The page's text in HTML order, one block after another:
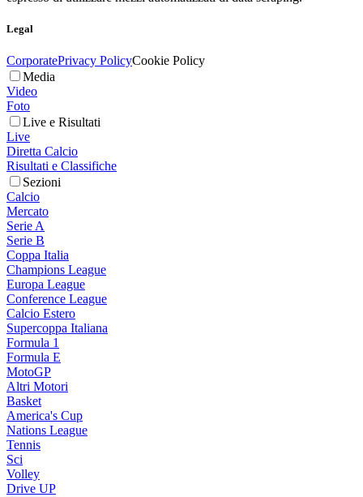
Legal
CorporatePrivacy PolicyCookie Policy
Media
Video
Foto
Live e Risultati
Live
Diretta Calcio
Risultati e Classifiche
Sezioni
Calcio
Mercato
Serie A
Serie B
Coppa Italia
Champions League
Europa League
Conference League
Calcio Estero
Supercoppa Italiana
Formula 1
Formula E
MotoGP
Altri Motori
Basket
America's Cup
Nations League
Tennis
Sci
Volley
Drive UP